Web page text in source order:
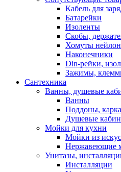
Кабель для
Батарейки
Изоленты
Скобы,
Хомуты нейлон
Наконечники
Din-рейки,
Зажимы,
Сантехника
Ванны, душевые
Ванны
Поддоны,
Душевые
Мойки для кухни
Мойки из
Нержавеющие
Унитазы,
Инсталляции